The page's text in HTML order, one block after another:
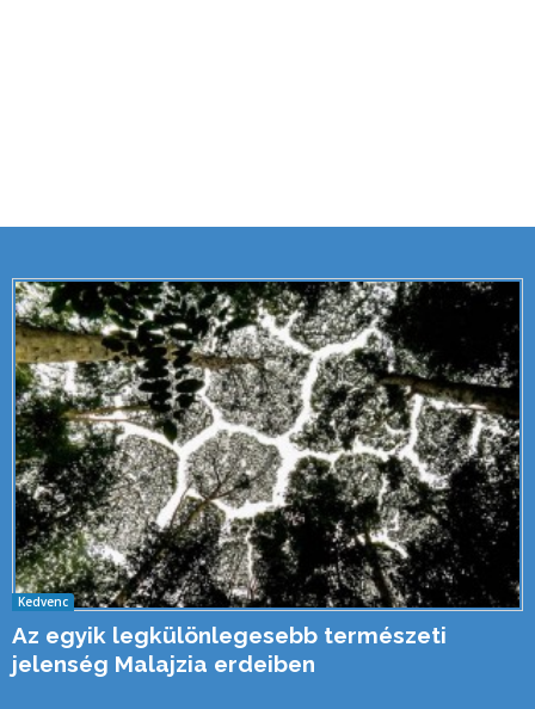
Kedvenc
Az egyik legkülönlegesebb természeti
jelenség Malajzia erdeiben